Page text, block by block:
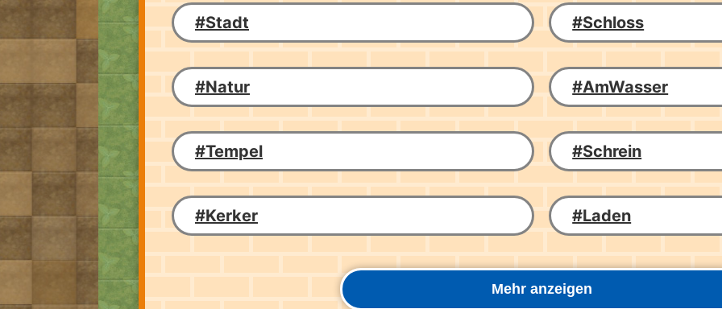
#Stadt #Schloss
#Natur #AmWasser
#Tempel #Schrein
#Kerker #Laden
Mehr anzeigen